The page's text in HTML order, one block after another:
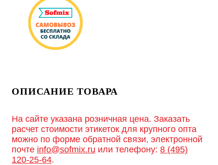
ОПИСАНИЕ ТОВАРА
На сайте указана розничная цена. Заказать
расчет стоимости этикеток для крупного опта
можно по форме обратной связи, электронной
почте info@sofmix.ru или телефону: 8 (495)
120-25-64.